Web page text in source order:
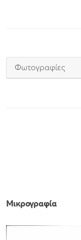
Φωτογραφίες
Μικρογραφία